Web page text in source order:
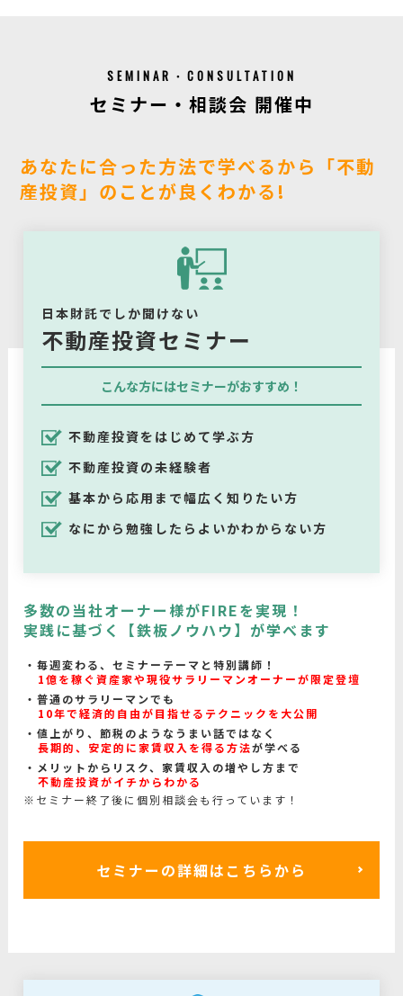
SEMINAR・CONSULTATION
セミナー・相談会 開催中
あなたに合った方法で学べるから「不動
産投資」のことが良くわかる!
日本財託でしか聞けない
不動産投資セミナー
こんな方にはセミナーがおすすめ！
不動産投資をはじめて学ぶ方
不動産投資の未経験者
基本から応用まで幅広く知りたい方
なにから勉強したらよいかわからない方
多数の当社オーナー様がFIREを実現！
実践に基づく【鉄板ノウハウ】が学べます
毎週変わる、セミナーテーマと特別講師！
1億を稼ぐ資産家や現役サラリーマンオーナーが限定登壇
普通のサラリーマンでも
10年で経済的自由が目指せるテクニックを大公開
値上がり、節税のようなうまい話ではなく
長期的、安定的に家賃収入を得る方法が学べる
メリットからリスク、家賃収入の増やし方まで
不動産投資がイチからわかる
※セミナー終了後に個別相談会も行っています！
セミナーの詳細はこちらから